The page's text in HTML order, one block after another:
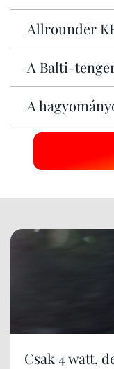
Allrounder
A Balti-
A
Csak 4 watt,